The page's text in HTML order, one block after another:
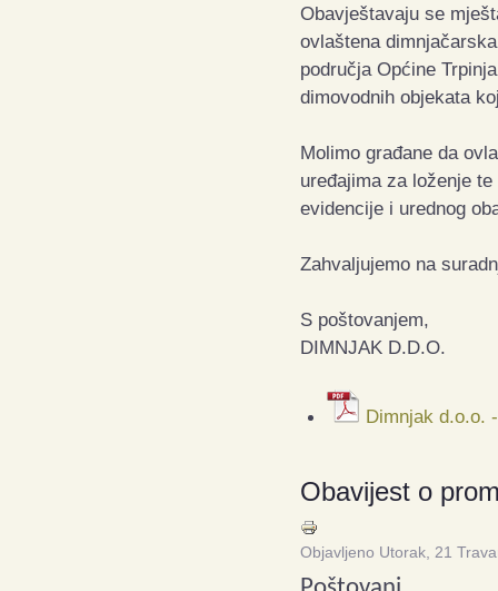
Obavještavaju se
ovlaštena
područja Općine
dimovodnih objekata
Molimo građane da
uređajima za loženje te
evidencije i urednog
Zahvaljujemo na
S poštovanjem,
DIMNJAK D.D.O.
Dimnjak d.o.o.
Obavijest o
Objavljeno Utorak, 21